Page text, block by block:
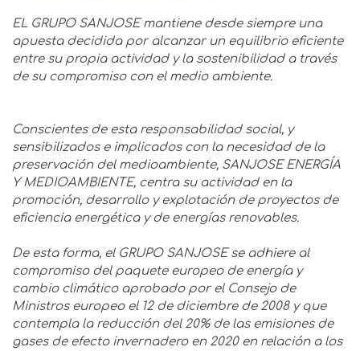
EL GRUPO SANJOSE mantiene desde siempre una
apuesta decidida por alcanzar un equilibrio eficiente
entre su propia actividad y la sostenibilidad a través
de su compromiso con el medio ambiente.
Conscientes de esta responsabilidad social, y
sensibilizados e implicados con la necesidad de la
preservación del medioambiente, SANJOSE ENERGÍA
Y MEDIOAMBIENTE, centra su actividad en la
promoción, desarrollo y explotación de proyectos de
eficiencia energética y de energías renovables.
De esta forma, el GRUPO SANJOSE se adhiere al
compromiso del paquete europeo de energía y
cambio climático aprobado por el Consejo de
Ministros europeo el 12 de diciembre de 2008 y que
contempla la reducción del 20% de las emisiones de
gases de efecto invernadero en 2020 en relación a los